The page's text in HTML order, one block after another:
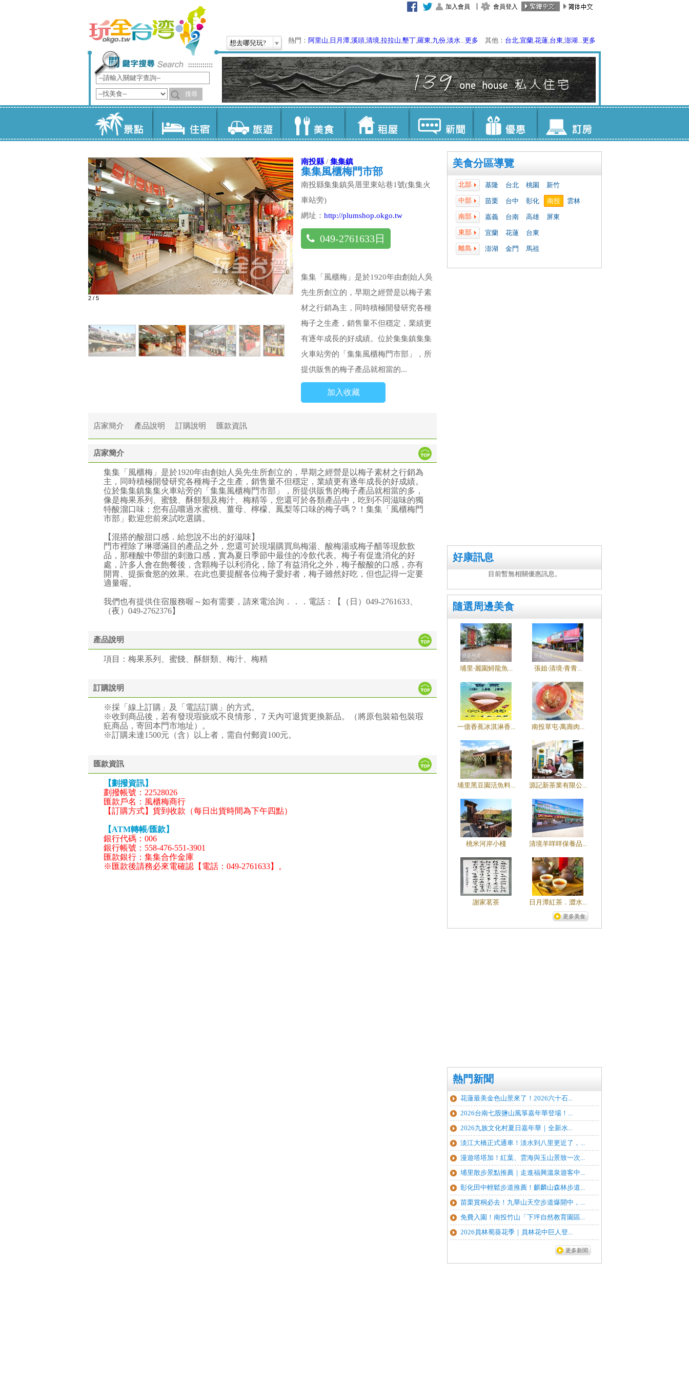
加入會員 會員登入
想去哪兒玩? 熱門： 阿里山, 日月潭,溪頭,清境,拉拉山,墾丁,羅東,九份,淡水...更多 其他： 台北,宜蘭,花蓮,台東,澎湖...更多
美食分區導覽
北部 基隆 台北 桃園
新竹
中部
苗栗 台中 彰化 南投
雲林
南部
嘉義 台南 高雄
屏東
東部
宜蘭 花蓮
台東
離島
澎湖 金門 馬祖
好康訊息
目前暫無相關優惠訊息。
隨選周邊美食
埔里‧麗園鱘龍魚... 張姐‧清境‧青青...
一億香蕉冰淇淋香... 南投草屯‧萬壽肉...
埔里黑豆園活魚料... 源記新茶業有限公...
桃米河岸小棧 清境羊咩咩保養品...
謝家茗茶 日月潭紅茶．澀水...
更多美食
熱門新聞
花蓮最美金色山景來了！2026六十石...
2026台南七股鹽山風箏嘉年華登場！...
2026九族文化村夏日嘉年華｜全新水...
淡江大橋正式通車！淡水到八里更近了，...
漫遊塔塔加！紅葉、雲海與玉山景致一次...
埔里散步景點推薦｜走進福興溫泉遊客中...
彰化田中輕鬆步道推薦！麒麟山森林步道...
苗栗賞桐必去！九華山天空步道爆開中，...
免費入園！南投竹山「下坪自然教育園區...
2026員林蜀葵花季｜員林花中巨人登...
更多新聞
2 / 5
南投縣/ 集集鎮
集集風櫃梅門市部
南投縣集集鎮吳厝里東站巷1號(集集火
車站旁)
網址： http://plumshop.okgo.tw
049-2761633日
集集「風櫃梅」是於1920年由創始人吳
先生所創立的，早期之經營是以梅子素
材之行銷為主，同時積極開發研究各種
梅子之生產，銷售量不但穩定，業績更
有逐年成長的好成績。位於集集鎮集集
火車站旁的「集集風櫃梅門市部」，所
提供販售的梅子產品就相當的...
加入收藏
店家簡介 產品說明 訂購說明 匯款資訊
店家簡介
集集「風櫃梅」是於1920年由創始人吳先生所創立的，早期之經營是以梅子素材之行銷為
主，同時積極開發研究各種梅子之生產，銷售量不但穩定，業績更有逐年成長的好成績。
位於集集鎮集集火車站旁的「集集風櫃梅門市部」，所提供販售的梅子產品就相當的多，
像是梅果系列、蜜餞、酥餅類及梅汁、梅精等，您還可於各類產品中，吃到不同滋味的獨
特酸溜口味；您有品嚐過水蜜桃、薑母、檸檬、鳳梨等口味的梅子嗎？！集集「風櫃梅門
市部」歡迎您前來試吃選購。
【混搭的酸甜口感．給您說不出的好滋味】
門市裡除了琳瑯滿目的產品之外，您還可於現場購買烏梅湯、酸梅湯或梅子醋等現飲飲
品，那種酸中帶甜的刺激口感，實為夏日季節中最佳的冷飲代表。梅子有促進消化的好
處，許多人會在飽餐後，含顆梅子以利消化，除了有益消化之外，梅子酸酸的口感，亦有
開胃、提振食慾的效果。在此也要提醒各位梅子愛好者，梅子雖然好吃，但也記得一定要
適量喔。
我們也有提供住宿服務喔～如有需要，請來電洽詢．．．電話：【（日）049-2761633、
（夜）049-2762376】
產品說明
項目：梅果系列、蜜餞、酥餅類、梅汁、梅精
訂購說明
※採「線上訂購」及「電話訂購」的方式。
※收到商品後，若有發現瑕疵或不良情形，７天內可退貨更換新品。（將原包裝箱包裝瑕
疪商品，寄回本門市地址）。
※訂購未達1500元（含）以上者，需自付郵資100元。
匯款資訊
【劃撥資訊】
劃撥帳號：22528026
匯款戶名：風櫃梅商行
【訂購方式】貨到收款（每日出貨時間為下午四點）
【ATM轉帳/匯款】
銀行代碼：006
銀行帳號：558-476-551-3901
匯款銀行：集集合作金庫
※匯款後請務必來電確認【電話：049-2761633】。